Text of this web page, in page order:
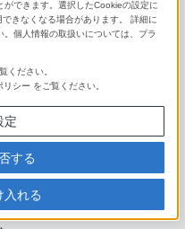
できます。選択したCookieの設定に
きなくなる場合があります。 詳細に
個人情報の取扱いについては、プラ
ください。
リシー をご覧ください。
定
する
入れる